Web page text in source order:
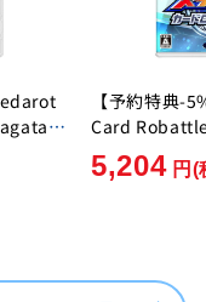
【予約特典-
Card
5,204 円 (